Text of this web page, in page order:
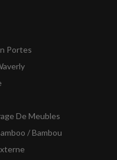
Portes
De Meubles
/ Bambou